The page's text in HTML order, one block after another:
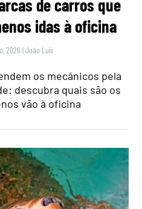
de carros que
idas à oficina
2026 |João Luís
os mecânicos pela
descubra quais são os
vão à oficina